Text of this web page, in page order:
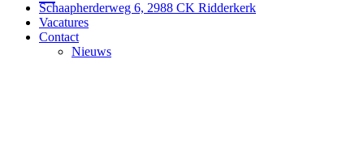
Schaapherderweg 6, 2988 CK Ridderkerk
Vacatures
Contact
Nieuws